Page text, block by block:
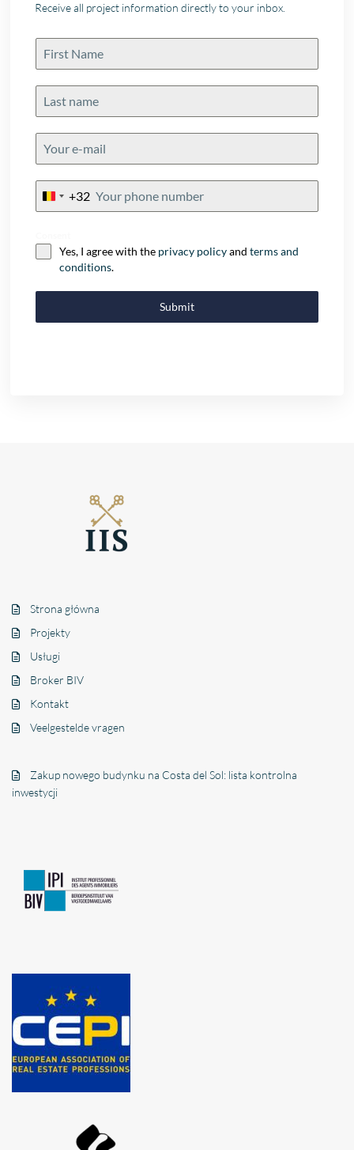
Receive all project information directly to your inbox.
Belgium
+32
Yes, I agree with the privacy policyandterms and
conditions.
Submit
Strona główna
Projekty
Usługi
Broker BIV
Kontakt
Veelgestelde vragen
Zakup nowego budynku na Costa del Sol: lista kontrolna
inwestycji